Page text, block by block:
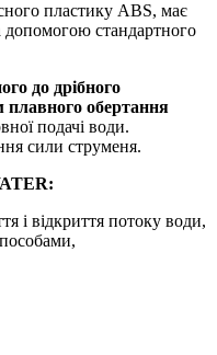
пластику ABS, має
допомогою стандартного
до дрібного
обертання
подачі води.
сили струменя.
і відкриття потоку води,